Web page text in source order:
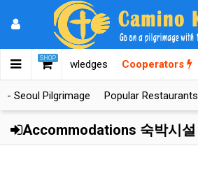
SHOP
Knowledges Cooperators
- Seoul Pilgrimage Popular Restaurants
Accommodations 숙박시설